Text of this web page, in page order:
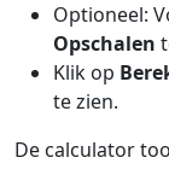
Optioneel:
Opschalen
Klik op
te zien.
De calculator